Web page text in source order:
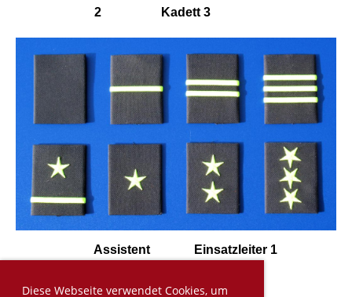
Diese Webseite verwendet Cookies, um
2 Kadett 3
Assistent Einsatzleiter 1